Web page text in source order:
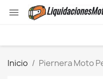

Inicio Piernera Moto